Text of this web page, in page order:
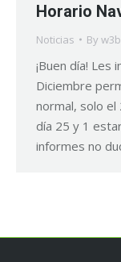
Horario
Noticias By
¡Buen día!
Diciembre
normal, solo
día 25 y 1
informes no